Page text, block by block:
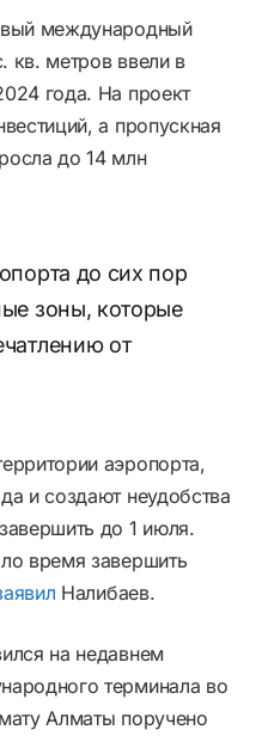
международный
кв. метров ввели в
года. На проект
а пропускная
до 14 млн
до сих пор
зоны, которые
от
аэропорта,
и создают неудобства
до 1 июля.
время завершить
Налибаев.
на недавнем
терминала во
Алматы поручено